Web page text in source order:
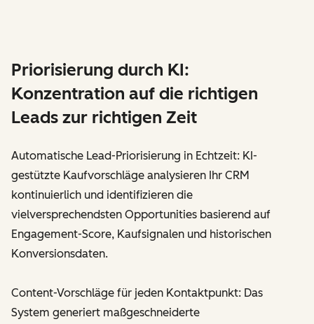
Priorisierung durch KI:
Konzentration auf die richtigen
Leads zur richtigen Zeit
Automatische Lead-Priorisierung in Echtzeit: KI-
gestützte Kaufvorschläge analysieren Ihr CRM
kontinuierlich und identifizieren die
vielversprechendsten Opportunities basierend auf
Engagement-Score, Kaufsignalen und historischen
Konversionsdaten.
Content-Vorschläge für jeden Kontaktpunkt: Das
System generiert maßgeschneiderte